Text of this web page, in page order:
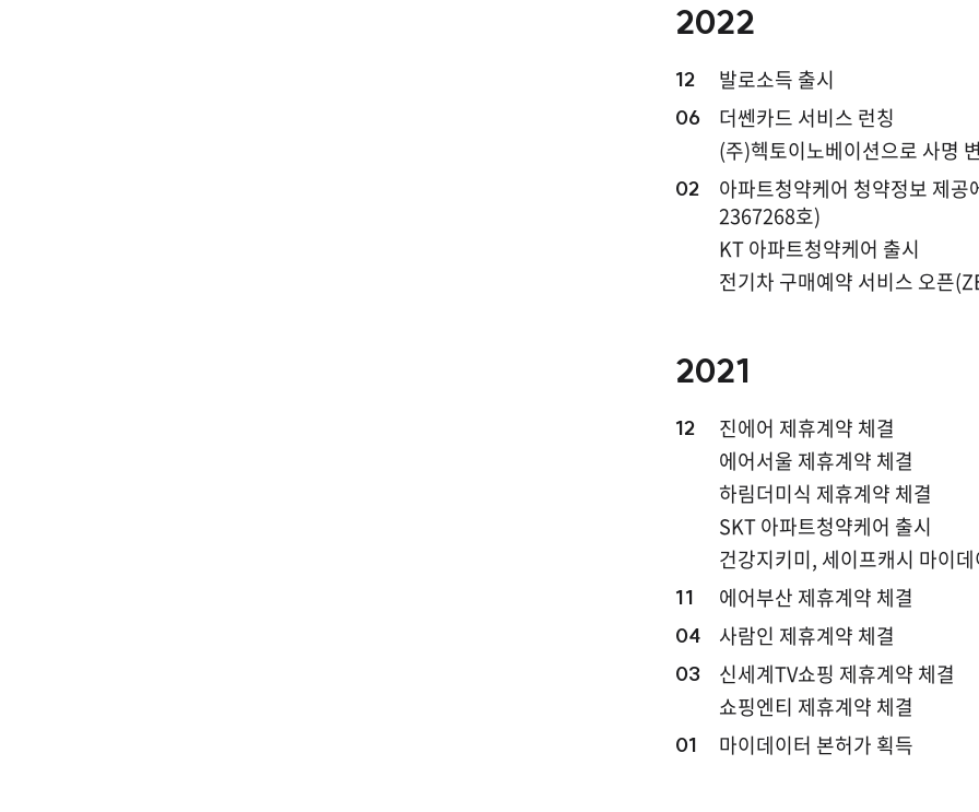
2022
12 발로소득 출시
06
더쎈카드 서비스 런칭
(주)헥토이노베이션으로 사명
02
아파트청약케어 청약정보 제
2367268호)
KT 아파트청약케어 출시
전기차 구매예약 서비스 오픈
2021
12
진에어 제휴계약 체결
에어서울 제휴계약 체결
하림더미식 제휴계약 체결
SKT 아파트청약케어 출시
건강지키미, 세이프캐시 마이
11 에어부산 제휴계약 체결
04 사람인 제휴계약 체결
03
신세계TV쇼핑 제휴계약 체결
쇼핑엔티 제휴계약 체결
01 마이데이터 본허가 획득